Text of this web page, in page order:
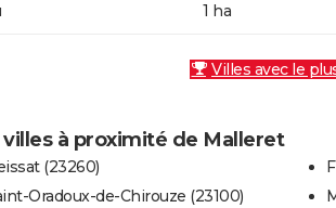
1 ha
Villes avec le
villes à proximité de Malleret
(23260)
Oradoux-de-Chirouze (23100)